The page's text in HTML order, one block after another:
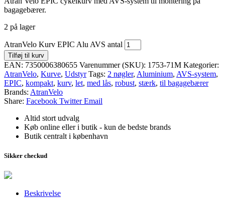
bagagebærer.
2 på lager
AtranVelo Kurv EPIC Alu AVS antal
Tilføj til kurv
EAN: 7350006380655 Varenummer (SKU): 1753-71M Kategorier:
AtranVelo, Kurve, Udstyr Tags: 2 nøgler, Aluminium, AVS-system,
EPIC, kompakt, kurv, let, med lås, robust, stærk, til bagagebærer
Brands: AtranVelo
Share: Facebook Twitter Email
Altid stort udvalg
Køb online eller i butik - kun de bedste brands
Butik centralt i københavn
Sikker checkud
Beskrivelse